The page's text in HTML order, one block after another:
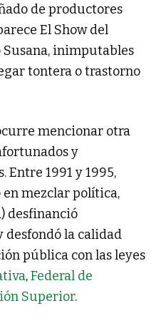
de productores
El Show del
Susana, inimputables
tontera o trastorno
mencionar otra
y
Entre 1991 y 1995,
mezclar política,
desfinanció
la calidad
pública con las leyes
,Federal de
Superior.